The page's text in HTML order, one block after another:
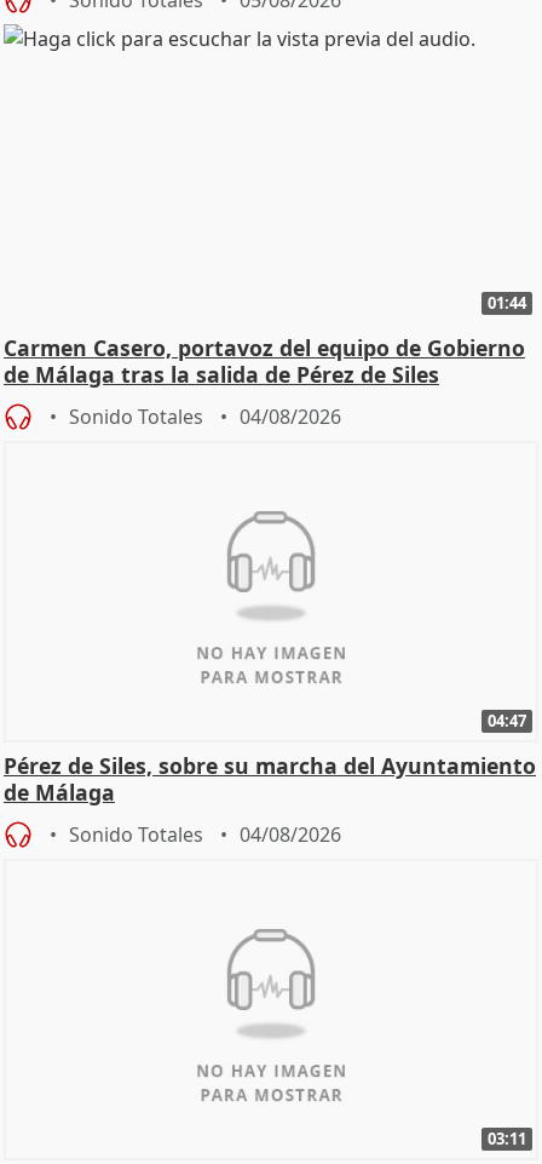
01:44
Carmen Casero, portavoz del equipo de Gobierno
de Málaga tras la salida de Pérez de Siles
Sonido Totales 04/08/2026
04:47
Pérez de Siles, sobre su marcha del Ayuntamiento
de Málaga
Sonido Totales 04/08/2026
03:11